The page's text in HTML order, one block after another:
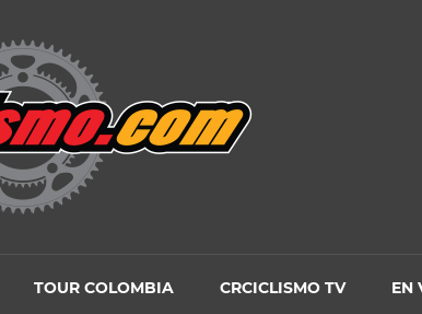
TOUR COLOMBIA CRCICLISMO TV EN